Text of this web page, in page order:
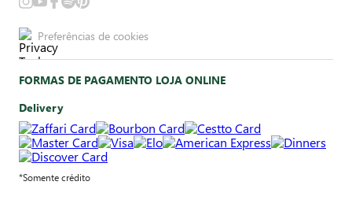
Preferências de cookies
FORMAS DE PAGAMENTO LOJA ONLINE
Delivery
*Somente crédito